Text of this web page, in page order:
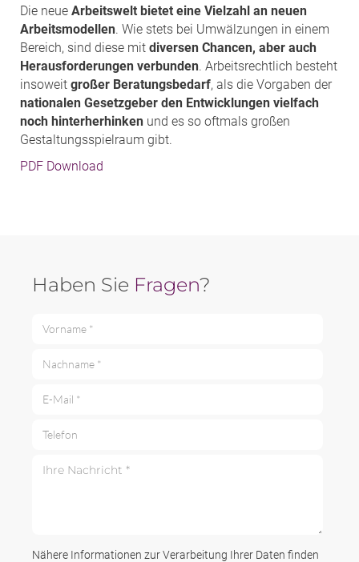
Die neue Arbeitswelt bietet eine Vielzahl an neuen
Arbeitsmodellen. Wie stets bei Umwälzungen in einem
Bereich, sind diese mit diversen Chancen, aber auch
Herausforderungen verbunden. Arbeitsrechtlich besteht
insoweit großer Beratungsbedarf, als die Vorgaben der
nationalen Gesetzgeber den Entwicklungen vielfach
noch hinterherhinken und es so oftmals großen
Gestaltungsspielraum gibt.
PDF Download
Haben Sie Fragen?
Nähere Informationen zur Verarbeitung Ihrer Daten finden